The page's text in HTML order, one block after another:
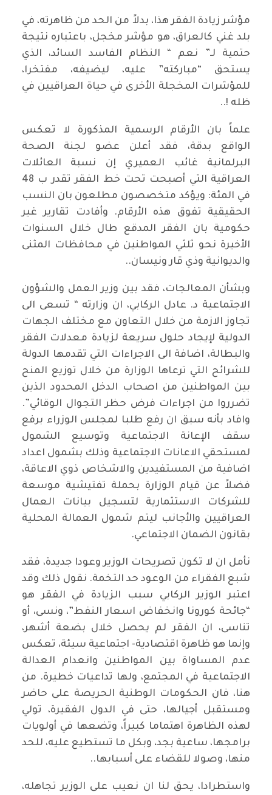
مؤشر زيادة الفقر هذا، بدلاً من الحد من ظاهرته، في
بلد غني كالعراق، هو مؤشر مخجل، باعتباره نتيجة
حتمية لـ” نعم “ النظام الفاسد السائد، الذي
يستحق “مباركته” عليه، ليضيفه، مفتخرا،
للمؤشرات المخجلة الأخرى في حياة العراقيين في
ظله !..
علماً بان الأرقام الرسمية المذكورة لا تعكس
الواقع بدقة، فقد أعلن عضو لجنة الصحة
البرلمانية غائب العميري إن نسبة العائلات
العراقية التي أصبحت تحت خط الفقر تقدر ب 48
في المئة: ويؤكد متخصصون مطلعون بان النسب
الحقيقية تفوق هذه الأرقام. وأفادت تقارير غير
حكومية بان الفقر المدقع طال خلال السنوات
الأخيرة نحو ثلثي المواطنين في محافظات المثنى
والديوانية وذي قار ونيسان..
وبشأن المعالجات، فقد بين وزير العمل والشؤون
الاجتماعية د. عادل الركابي، ان وزارته “ تسعى الى
تجاوز الازمة من خلال التعاون مع مختلف الجهات
الدولية لإيجاد حلول سريعة لزيادة معدلات الفقر
والبطالة، اضافة الى الاجراءات التي تقدمها الدولة
للشرائح التي ترعاها الوزارة من خلال توزيع المنح
بين المواطنين من اصحاب الدخل المحدود الذين
تضرروا من اجراءات فرض حظر التجوال الوقائي”.
وافاد بأنه سبق ان رفع طلبا لمجلس الوزراء برفع
سقف الإعانة الاجتماعية وتوسيع الشمول
لمستحقي الاعانات الاجتماعية وذلك بشمول اعداد
اضافية من المستفيدين والاشخاص ذوي الاعاقة،
فضلاً عن قيام الوزارة بحملة تفتيشية موسعة
للشركات الاستثمارية لتسجيل بيانات العمال
العراقيين والأجانب ليتم شمول العمالة المحلية
بقانون الضمان الاجتماعي.
نأمل ان لا تكون تصريحات الوزير وعودا جديدة، فقد
شبع الفقراء من الوعود حد التخمة. نقول ذلك وقد
اعتبر الوزير الركابي سبب الزيادة في الفقر هو
“جائحة كورونا وانخفاض اسعار النفط”، ونسى، أو
تناسى، ان الفقر لم يحصل خلال بضعة أشهر،
وإنما هو ظاهرة اقتصادية- اجتماعية سيئة، تعكس
عدم المساواة بين المواطنين وانعدام العدالة
الاجتماعية في المجتمع، ولها تداعيات خطيرة. من
هنا، فان الحكومات الوطنية الحريصة على حاضر
ومستقبل أجيالها، حتى في الدول الفقيرة، تولي
لهذه الظاهرة اهتماما كبيراً، وتضعها في أولويات
برامجها، ساعية بجد، وبكل ما تستطيع عليه، للحد
منها، وصولا للقضاء على أسبابها..
واستطرادا، يحق لنا ان نعيب على الوزير تجاهله،